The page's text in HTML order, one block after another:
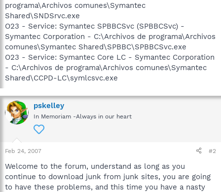
programa\Archivos comunes\Symantec
Shared\SNDSrvc.exe
O23 - Service: Symantec SPBBCSvc (SPBBCSvc) -
Symantec Corporation - C:\Archivos de programa\Archivos
comunes\Symantec Shared\SPBBC\SPBBCSvc.exe
O23 - Service: Symantec Core LC - Symantec Corporation
- C:\Archivos de programa\Archivos comunes\Symantec
Shared\CCPD-LC\symlcsvc.exe
pskelley
In Memoriam -Always in our heart
Feb 24, 2007 #2
Welcome to the forum, understand as long as you
continue to download junk from junk sites, you are going
to have these problems, and this time you have a nasty